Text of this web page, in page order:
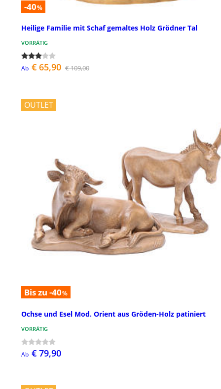
-40%
Heilige Familie mit Schaf gemaltes Holz Grödner Tal
VORRÄTIG
Ab € 65,90 € 109,00
OUTLET
Bis zu -40%
Ochse und Esel Mod. Orient aus Gröden-Holz patiniert
VORRÄTIG
Ab € 79,90